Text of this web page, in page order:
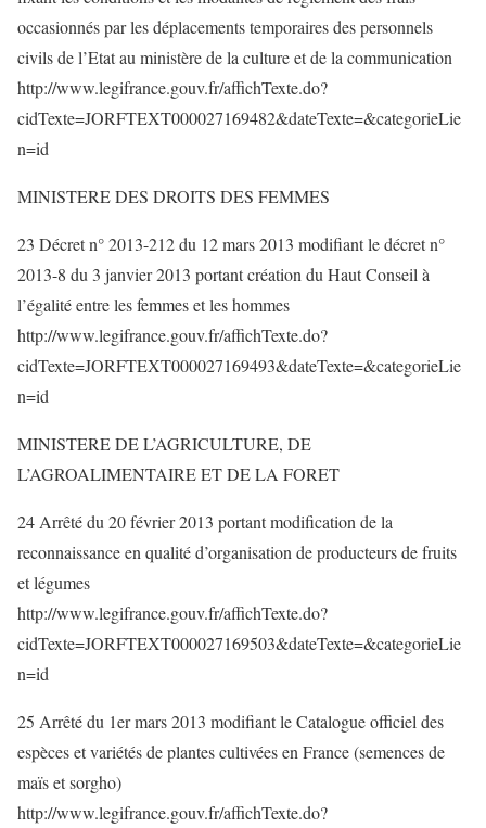
occasionnés par les déplacements temporaires des personnels
civils de l’Etat au ministère de la culture et de la communication
http://www.legifrance.gouv.fr/affichTexte.do?
cidTexte=JORFTEXT000027169482&dateTexte=&categorieLie
n=id
MINISTERE DES DROITS DES FEMMES
23 Décret n° 2013-212 du 12 mars 2013 modifiant le décret n°
2013-8 du 3 janvier 2013 portant création du Haut Conseil à
l’égalité entre les femmes et les hommes
http://www.legifrance.gouv.fr/affichTexte.do?
cidTexte=JORFTEXT000027169493&dateTexte=&categorieLie
n=id
MINISTERE DE L’AGRICULTURE, DE
L’AGROALIMENTAIRE ET DE LA FORET
24 Arrêté du 20 février 2013 portant modification de la
reconnaissance en qualité d’organisation de producteurs de fruits
et légumes
http://www.legifrance.gouv.fr/affichTexte.do?
cidTexte=JORFTEXT000027169503&dateTexte=&categorieLie
n=id
25 Arrêté du 1er mars 2013 modifiant le Catalogue officiel des
espèces et variétés de plantes cultivées en France (semences de
maïs et sorgho)
http://www.legifrance.gouv.fr/affichTexte.do?